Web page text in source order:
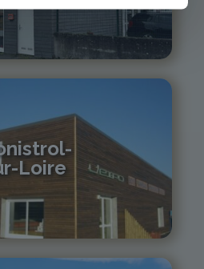
04 70 97 56 39
sa.fr
Loire
sa.fr